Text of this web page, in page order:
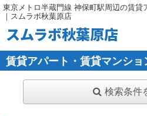
東京メトロ半蔵門線 神保町駅周辺の賃貸
｜スムラボ秋葉原店
スムラボ秋葉原店
賃貸アパート・賃貸マンショ
検索条件